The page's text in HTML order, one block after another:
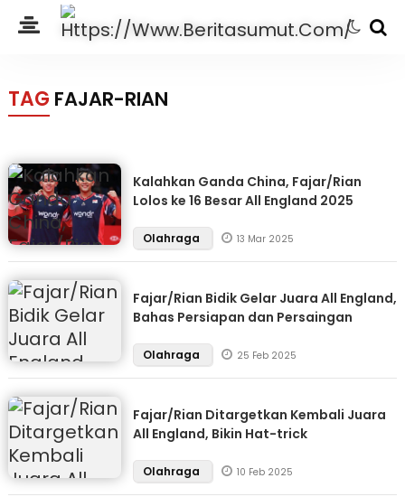
TAG FAJAR-RIAN
Kalahkan Ganda China, Fajar/Rian
Lolos ke 16 Besar All England 2025
Olahraga 13 Mar 2025
Fajar/Rian Bidik Gelar Juara All England,
Bahas Persiapan dan Persaingan
Olahraga 25 Feb 2025
Fajar/Rian Ditargetkan Kembali Juara
All England, Bikin Hat-trick
Olahraga 10 Feb 2025